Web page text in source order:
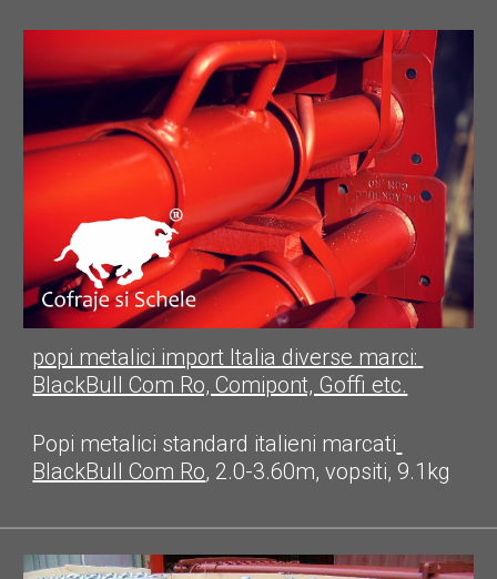
popi metalici import Italia diverse marci:
BlackBull Com Ro, Comipont, Goffi etc.
Popi metalici standard italieni marcati
BlackBull Com Ro, 2.0-3.60m, vopsiti, 9.1 kg